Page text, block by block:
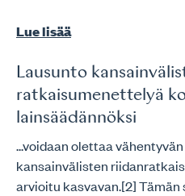
Lue lisää
Lausunto
ratkaisumenettelyä
lainsäädännöksi
...voidaan olettaa
kansainvälisten
arvioitu kasvavan.[2] Tämän